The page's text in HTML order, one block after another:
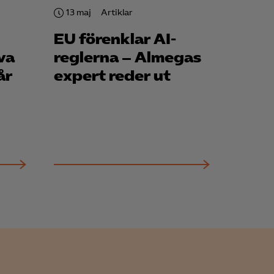
13 maj Artiklar
EU förenklar AI-
reglerna – Almegas
expert reder ut